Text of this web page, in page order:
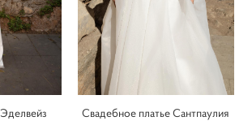
Свадебное платье Сантпаулия